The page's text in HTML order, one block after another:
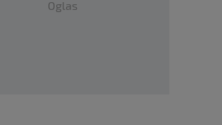
Oglas